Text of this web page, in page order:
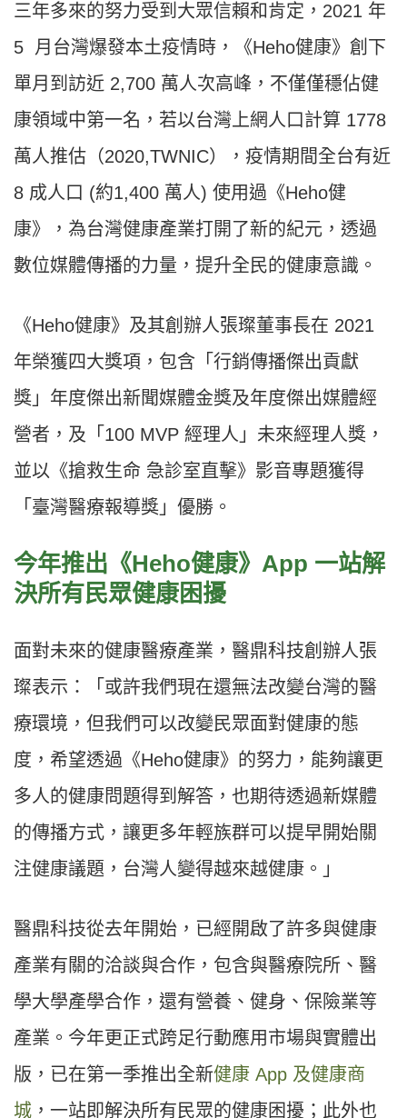
三年多來的努力受到大眾信賴和肯定，2021 年
5 月台灣爆發本土疫情時，《Heho健康》創下
單月到訪近 2,700 萬人次高峰，不僅僅穩佔健
康領域中第一名，若以台灣上網人口計算 1778
萬人推估（2020,TWNIC），疫情期間全台有近
8 成人口 (約1,400 萬人) 使用過《Heho健
康》，為台灣健康產業打開了新的紀元，透過
數位媒體傳播的力量，提升全民的健康意識。
《Heho健康》及其創辦人張璨董事長在 2021
年榮獲四大獎項，包含「行銷傳播傑出貢獻
獎」年度傑出新聞媒體金獎及年度傑出媒體經
營者，及「100 MVP 經理人」未來經理人獎，
並以《搶救生命 急診室直擊》影音專題獲得
「臺灣醫療報導獎」優勝。
今年推出《Heho健康》App 一站解
決所有民眾健康困擾
面對未來的健康醫療產業，醫鼎科技創辦人張
璨表示：「或許我們現在還無法改變台灣的醫
療環境，但我們可以改變民眾面對健康的態
度，希望透過《Heho健康》的努力，能夠讓更
多人的健康問題得到解答，也期待透過新媒體
的傳播方式，讓更多年輕族群可以提早開始關
注健康議題，台灣人變得越來越健康。」
醫鼎科技從去年開始，已經開啟了許多與健康
產業有關的洽談與合作，包含與醫療院所、醫
學大學產學合作，還有營養、健身、保險業等
產業。今年更正式跨足行動應用市場與實體出
版，已在第一季推出全新健康 App 及健康商
城 ，一站即解決所有民眾的健康困擾；此外也